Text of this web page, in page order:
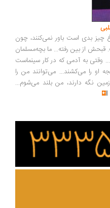
چیز بدی است باور نمی‌کنند، چون
از بین رفته... ما بچه‌مسلمان
وقتی به آدمی که در کار سینماست
او را می‌کشند... می‌توانند من را
نگه دارند، من بلند می‌شوم...